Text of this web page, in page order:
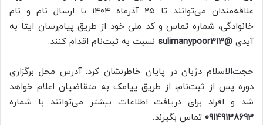
علاقه‌مندان می‌توانند تا ۲۵ آذرماه ۱۴۰۴ با ارسال نام و نام
خانوادگی، شماره تماس و کد ملی خود از طریق پیام‌رسان ایتا به
آیدی @sulimanypoor313 نسبت به ثبت‌نام اقدام کنند.
حجت‌الاسلام دژبان در پایان خاطرنشان کرد: آدرس محل برگزاری
دوره پس از ثبت‌نام، از طریق پیامک به متقاضیان اعلام خواهد
شد و افراد برای دریافت اطلاعات بیشتر می‌توانند با شماره
۰۹۱۴۹۱۳۸۶۹۳ تماس بگیرند.